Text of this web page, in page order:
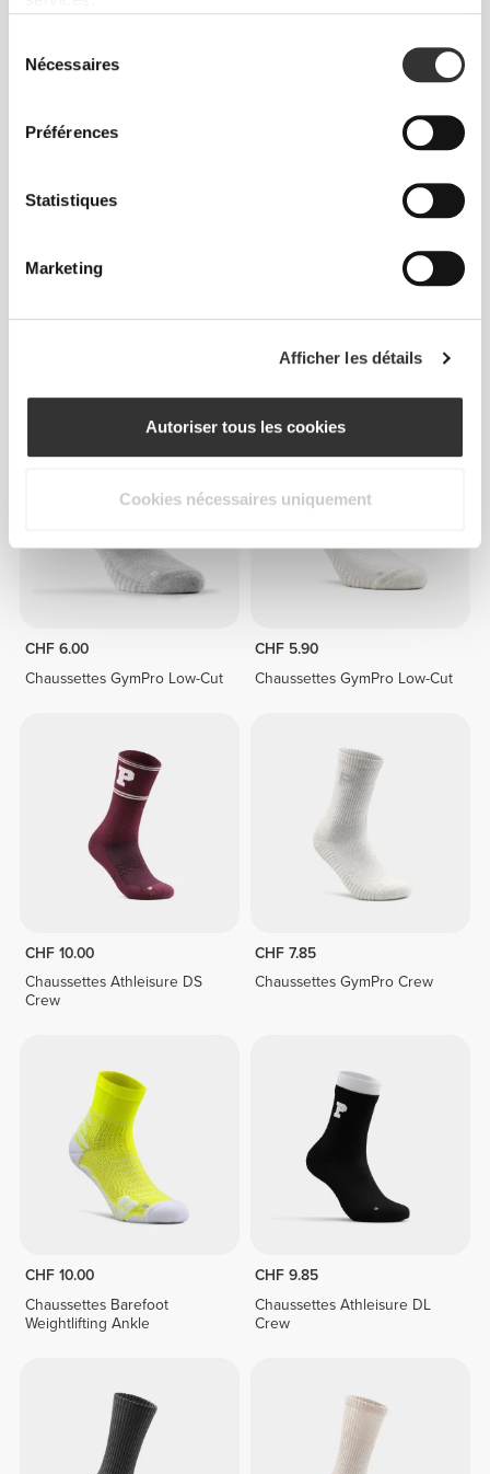
Nécessaires
Préférences
Statistiques
Marketing
Afficher les détails
Autoriser tous les cookies
Cookies nécessaires uniquement
CHF 12.85
CHF 11.95
Chaussettes Barefoot
CHF 6.00
Chaussettes GymPro Low-Cut
CHF 5.90
Chaussettes GymPro Low-Cut
CHF 10.00
Chaussettes Athleisure DS
Crew
CHF 7.85
Chaussettes GymPro Crew
CHF 10.00
Chaussettes Barefoot
Weightlifting Ankle
CHF 9.85
Chaussettes Athleisure DL
Crew